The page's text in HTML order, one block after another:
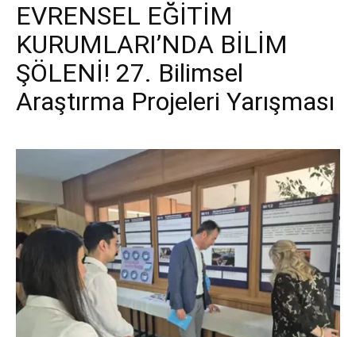
EVRENSEL EĞİTİM
KURUMLARI’NDA BİLİM
ŞÖLENİ! 27. Bilimsel
Araştırma Projeleri Yarışması